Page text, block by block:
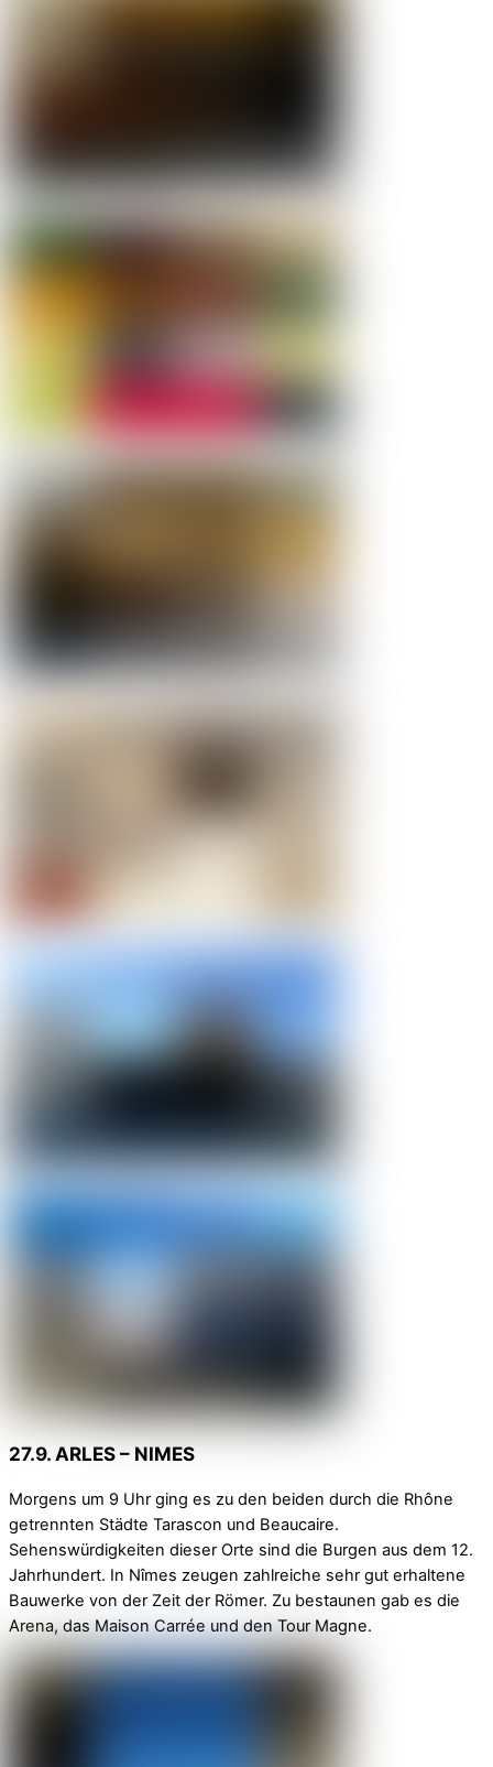
27.9. ARLES – NIMES
Morgens um 9 Uhr ging es zu den beiden durch die Rhône
getrennten Städte Tarascon und Beaucaire.
Sehenswürdigkeiten dieser Orte sind die Burgen aus dem 12.
Jahrhundert. In Nîmes zeugen zahlreiche sehr gut erhaltene
Bauwerke von der Zeit der Römer. Zu bestaunen gab es die
Arena, das Maison Carrée und den Tour Magne.